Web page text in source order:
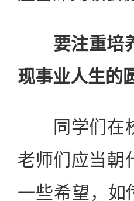
要注重培
现事业人生的
同学们在校
老师们应当朝
一些希望，如